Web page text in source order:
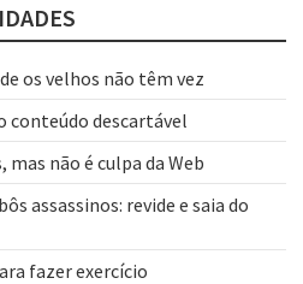
os velhos não têm vez
conteúdo descartável
não é culpa da Web
assassinos: revide e saia do
fazer exercício